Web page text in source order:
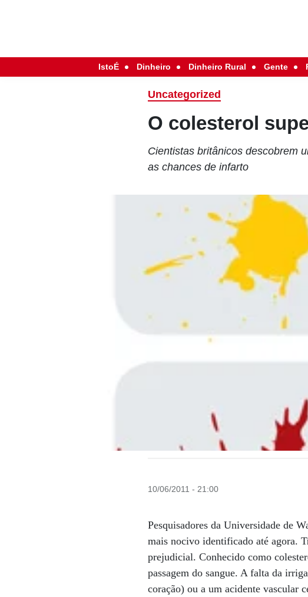
IstoÉ Dinheiro Dinheiro Rural Gente
Uncategorized
O colesterol
Cientistas britânicos descobrem
as chances de infarto
10/06/2011 - 21:00
Pesquisadores da Universidade de
mais nocivo identificado até agora.
prejudicial. Conhecido como
passagem do sangue. A falta da
coração) ou a um acidente vascular